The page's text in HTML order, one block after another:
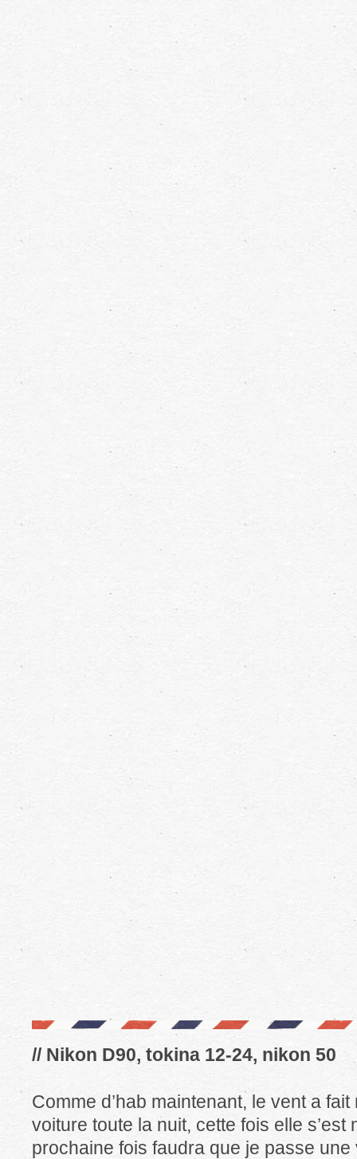
// Nikon D90, tokina 12-24, nikon 50
Comme d’hab maintenant, le vent a
voiture toute la nuit, cette fois elle s’est
prochaine fois faudra que je passe